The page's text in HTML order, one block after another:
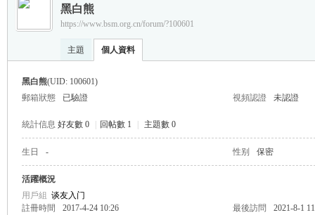
›
黑白熊
https://www.bsm.org.cn/forum/?100601
主題 個人資料
黑白熊(UID: 100601)
郵箱狀態
已驗證 視頻認證 未認證
統計信息 好友數 0 回帖數 1 主題數 0
生日 - 性别 保密
活躍概況
用戶組 谈友入门
註冊時間
2017-4-24 10:26 最後訪問
2021-8-1